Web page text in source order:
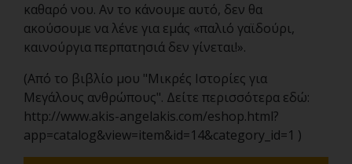
καθαρό νου. Αν το κάνουμε αυτό, δεν θα
ακούσουμε να λένε για εμάς «παλιό γαϊδούρι,
καινούργια περπατησιά δεν γίνεται!».
(Από το βιβλίο μου "Μικρές Ιστορίες για
Μεγάλους ανθρώπους". Δείτε περισσότερα εδώ:
http://www.akis-angelakis.com/eshop.html?
app=catalog&view=item&id=14&category_id=1 )